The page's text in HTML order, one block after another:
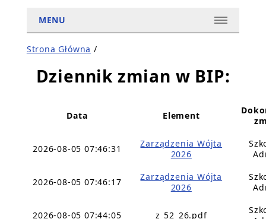
MENU
Strona Główna /
Dziennik zmian w BIP:
Data Element
2026-08-05 07:46:31
Zarządzenia Wójta
2026
2026-08-05 07:46:17
Zarządzenia Wójta
2026
2026-08-05 07:44:05 z_52_26.pdf